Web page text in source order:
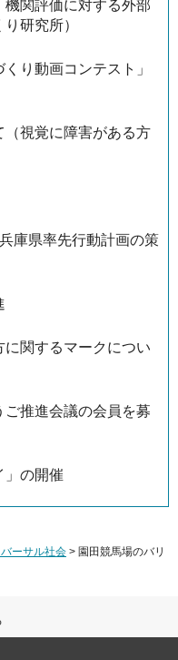
関評価に対する外部
研究所）
り動画コンテスト」
（視覚に障害がある方
庫県率先行動計画の策
関するマークについ
推進会議の会員を募
」の開催
バーサル社会 > 園田競馬場のバリ